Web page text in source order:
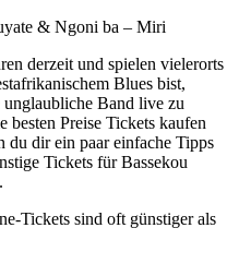
& Ngoni ba – Miri
derzeit und spielen vielerorts
Blues bist,
unglaubliche Band live zu
besten Preise Tickets kaufen
du dir ein paar einfache Tipps
Tickets für Bassekou
Tickets sind oft günstiger als